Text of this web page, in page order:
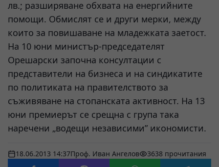
лв.; разширяване обхвата на енергийните
помощи. Обмислят се и други мерки, между
които за повишаване на младежката заетост.
На 10 юни министър-председателят
Орешарски започна консултации с
представители на бизнеса и на синдикатите
по политиката на правителството за
съживяване на стопанската активност. На 13
юни премиерът се срещна с група така
наречени „водещи независими” икономисти.
18.06.2013 14:37Проф. Иван Ангелов 3638 прочитания